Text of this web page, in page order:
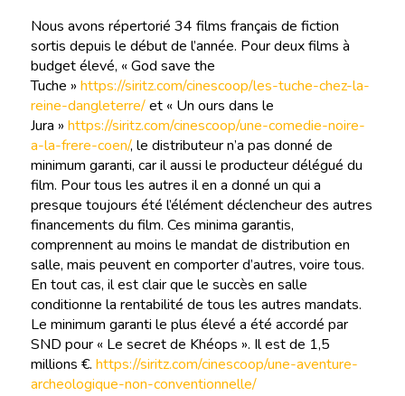
Nous avons répertorié 34 films français de fiction
sortis depuis le début de l’année. Pour deux films à
budget élevé, « God save the
Tuche » https://siritz.com/cinescoop/les-tuche-chez-la-
reine-dangleterre/et « Un ours dans le
Jura » https://siritz.com/cinescoop/une-comedie-noire-
a-la-frere-coen/, le distributeur n’a pas donné de
minimum garanti, car il aussi le producteur délégué du
film. Pour tous les autres il en a donné un qui a
presque toujours été l’élément déclencheur des autres
financements du film. Ces minima garantis,
comprennent au moins le mandat de distribution en
salle, mais peuvent en comporter d’autres, voire tous.
En tout cas, il est clair que le succès en salle
conditionne la rentabilité de tous les autres mandats.
Le minimum garanti le plus élevé a été accordé par
SND pour « Le secret de Khéops ». Il est de 1,5
millions €. https://siritz.com/cinescoop/une-aventure-
archeologique-non-conventionnelle/